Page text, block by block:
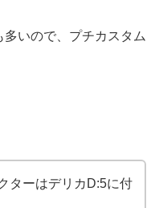
いので、プチカスタム
ターはデリカD:5に付